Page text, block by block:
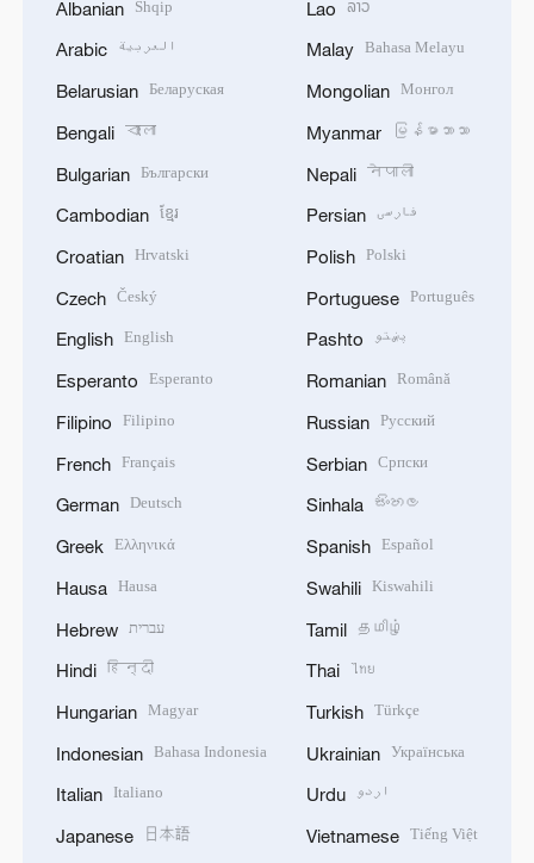
Albanian Shqip
Arabic العربية
Belarusian Беларуская
Bengali বাংলা
Bulgarian Български
Cambodian ខ្មែរ
Croatian Hrvatski
Czech Český
English English
Esperanto Esperanto
Filipino Filipino
French Français
German Deutsch
Greek Ελληνικά
Hausa Hausa
Hebrew עברית
Hindi हिन्दी
Hungarian Magyar
Indonesian Bahasa Indonesia
Italian Italiano
Japanese
日本語
Lao ລາວ
Malay Bahasa Melayu
Mongolian Монгол
Myanmar မြန်မာဘာသာ
Nepali नेपाली
Persian فارسی
Polish Polski
Portuguese Português
Pashto پښتو
Romanian Română
Russian Русский
Serbian Српски
Sinhala සිංහල
Spanish Español
Swahili Kiswahili
Tamil தமிழ்
Thai ไทย
Turkish Türkçe
Ukrainian Українська
Urdu اردو
Vietnamese Tiếng Việt